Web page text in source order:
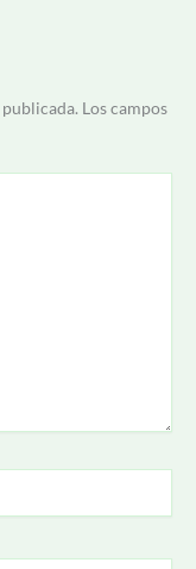
Los campos